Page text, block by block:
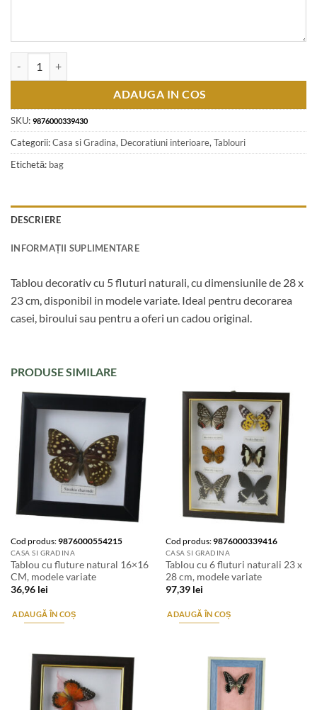
ADAUGA IN COS
SKU: 9876000339430
Categorii:Casa si Gradina, Decoratiuni interioare,Tablouri
Etichetă: bag
DESCRIERE
INFORMAȚII SUPLIMENTARE
Tablou decorativ cu 5 fluturi naturali, cu dimensiunile de 28 x
23 cm, disponibil in modele variate. Ideal pentru decorarea
casei, biroului sau pentru a oferi un cadou original.
PRODUSE SIMILARE
Cod produs:9876000554215
CASA SI GRADINA
Tablou cu fluture natural 16×16
CM, modele variate
36,96 lei
ADAUGĂ ÎN COȘ
Cod produs:9876000339416
CASA SI GRADINA
Tablou cu 6 fluturi naturali 23 x
28 cm, modele variate
97,39 lei
ADAUGĂ ÎN COȘ